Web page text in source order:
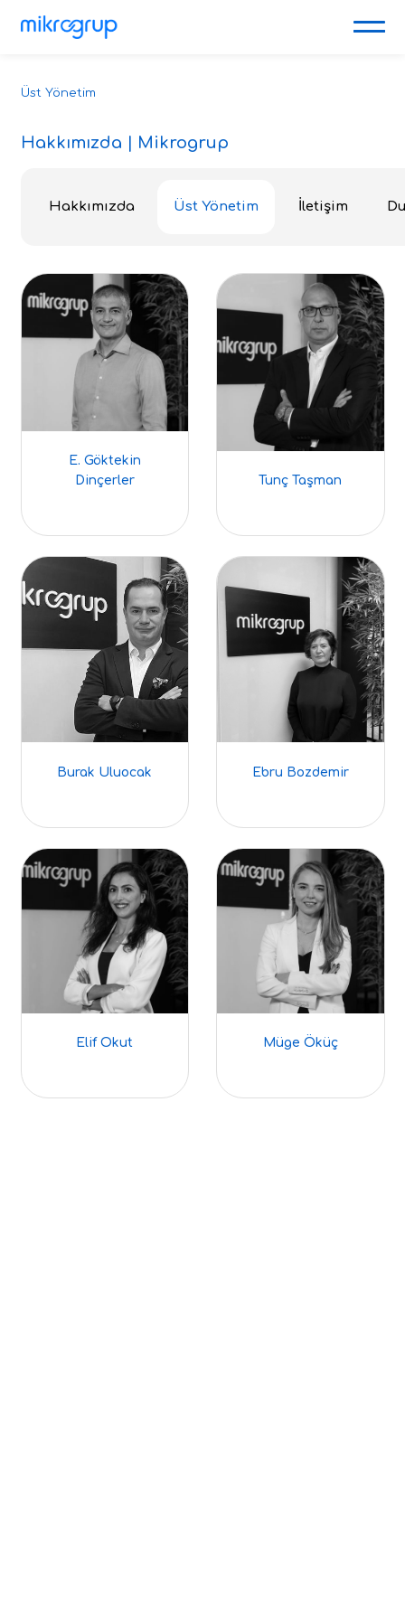
Üst Yönetim
Hakkımızda | Mikrogrup
Hakkımızda Üst Yönetim İletişim
E. Göktekin
Dinçerler
Tunç Taşman
Burak Uluocak Ebru Bozdemir
Elif Okut Müge Öküç